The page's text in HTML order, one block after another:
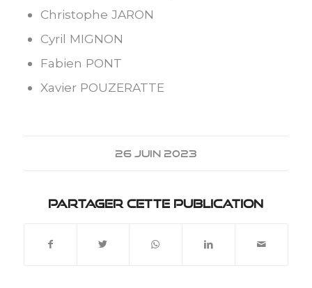
Christophe JARON
Cyril MIGNON
Fabien PONT
Xavier POUZERATTE
26 JUIN 2023
Partager cette publication